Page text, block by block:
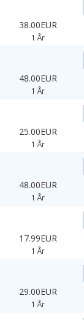
38.00EUR
1 År
48.00EUR
1 År
25.00EUR
1 År
48.00EUR
1 År
17.99EUR
1 År
29.00EUR
1 År